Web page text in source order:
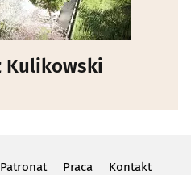
Kulikowski
Patronat Praca Kontakt